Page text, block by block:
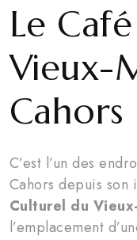
Le
Vieux-
Cahors
C’est l’un des
Cahors depuis son
Culturel du
l’emplacement